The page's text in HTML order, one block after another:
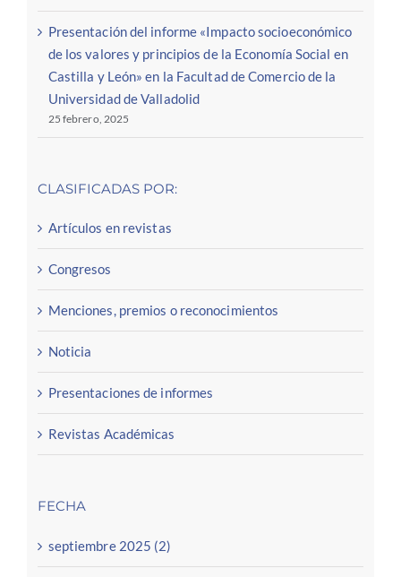
Presentación del informe «Impacto socioeconómico
de los valores y principios de la Economía Social en
Castilla y León» en la Facultad de Comercio de la
Universidad de Valladolid
25 febrero, 2025
CLASIFICADAS POR:
Artículos en revistas
Congresos
Menciones, premios o reconocimientos
Noticia
Presentaciones de informes
Revistas Académicas
FECHA
septiembre 2025 (2)